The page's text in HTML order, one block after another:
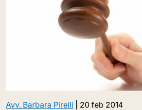
Avv. Barbara Pirelli 20 feb 2014